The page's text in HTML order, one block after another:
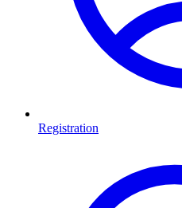
Registration